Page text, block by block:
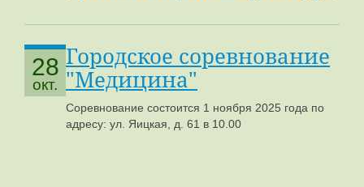
28
окт.
Городское соревнование
"Медицина"
Соревнование состоится 1 ноября 2025 года по
адресу: ул. Яицкая, д. 61 в 10.00